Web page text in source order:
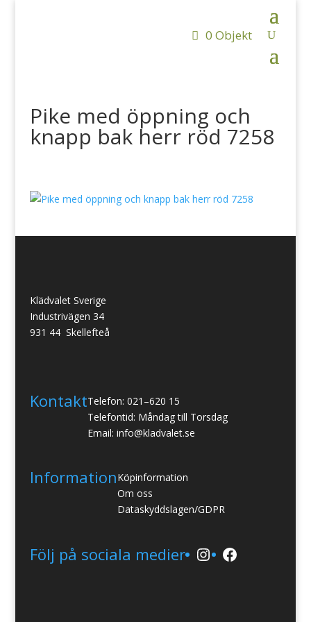
0 Objekt
Pike med öppning och
knapp bak herr röd 7258
Klädvalet Sverige
Industrivägen 34
931 44 Skellefteå
KontaktTelefon: 021–620 15
Telefontid: Måndag till Torsdag
Email: info@kladvalet.se
InformationKöpinformation
Om oss
Dataskyddslagen/GDPR
Följ på sociala medier Instagram
Facebook